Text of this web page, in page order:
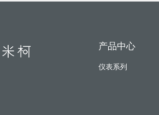
产品中心
仪表系列